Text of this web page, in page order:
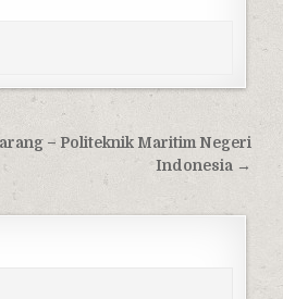
– Politeknik Maritim Negeri
Indonesia →